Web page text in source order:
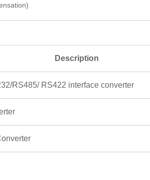
Description
RS485/ RS422 interface converter